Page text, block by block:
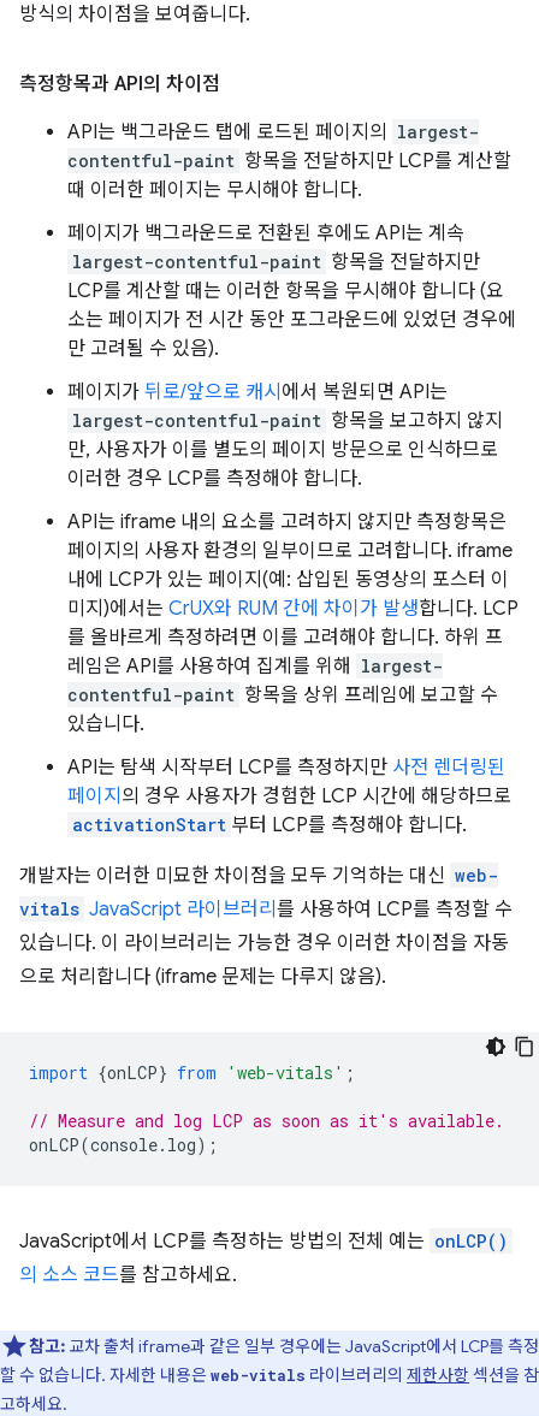
방식의 차이점을 보여줍니다.
측정항목과 API의 차이점
API는 백그라운드 탭에 로드된 페이지의
largest-
contentful-paint 항목을 전달하지만 LCP를 계산할
때 이러한 페이지는 무시해야 합니다.
페이지가 백그라운드로 전환된 후에도 API는 계속
largest-contentful-paint 항목을 전달하지만
LCP를 계산할 때는 이러한 항목을 무시해야 합니다 (요
소는 페이지가 전 시간 동안 포그라운드에 있었던 경우에
만 고려될 수 있음).
페이지가 뒤로/앞으로 캐시 에서 복원되면 API는
largest-contentful-paint 항목을 보고하지 않지
만, 사용자가 이를 별도의 페이지 방문으로 인식하므로
이러한 경우 LCP를 측정해야 합니다.
API는 iframe 내의 요소를 고려하지 않지만 측정항목은
페이지의 사용자 환경의 일부이므로 고려합니다. iframe
내에 LCP가 있는 페이지(예: 삽입된 동영상의 포스터 이
미지)에서는 CrUX와 RUM 간에 차이가 발생합니다. LCP
를 올바르게 측정하려면 이를 고려해야 합니다. 하위 프
레임은 API를 사용하여 집계를 위해
largest-
contentful-paint 항목을 상위 프레임에 보고할 수
있습니다.
API는 탐색 시작부터 LCP를 측정하지만 사전 렌더링된
페이지 의 경우 사용자가 경험한 LCP 시간에 해당하므로
activationStart 부터 LCP를 측정해야 합니다.
개발자는 이러한 미묘한 차이점을 모두 기억하는 대신 web-
vitals JavaScript 라이브러리 를 사용하여 LCP를 측정할 수
있습니다. 이 라이브러리는 가능한 경우 이러한 차이점을 자동
으로 처리합니다 (iframe 문제는 다루지 않음).
import {onLCP} from 'web-vitals' ;
// Measure and log LCP as soon as it's available.
onLCP(console. log);
JavaScript에서 LCP를 측정하는 방법의 전체 예는 onLCP()
의 소스 코드를 참고하세요.
참고: 교차 출처 iframe과 같은 일부 경우에는 JavaScript에서 LCP를 측정
할 수 없습니다. 자세한 내용은web-vitals 라이브러리의 제한사항 섹션을 참
고하세요.